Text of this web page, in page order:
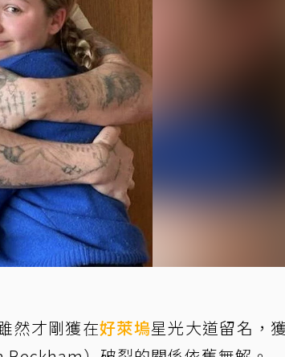
然才剛獲在好萊塢星光大道留名，